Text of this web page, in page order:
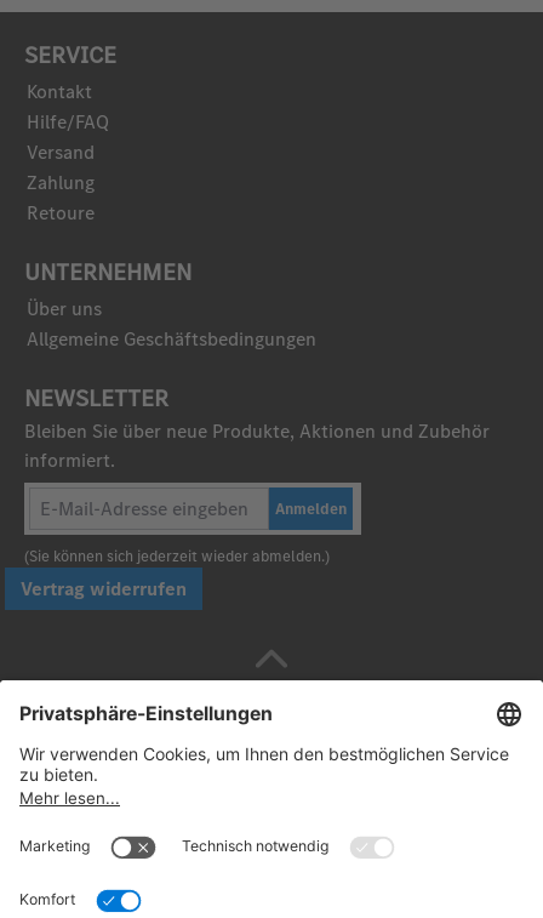
SERVICE
Kontakt
Hilfe/FAQ
Versand
Zahlung
Retoure
UNTERNEHMEN
Über uns
Allgemeine Geschäftsbedingungen
NEWSLETTER
Bleiben Sie über neue Produkte, Aktionen und Zubehör
informiert.
Anmelden
(Sie können sich jederzeit wieder abmelden.)
Vertrag widerrufen
Sicher bezahlen mit